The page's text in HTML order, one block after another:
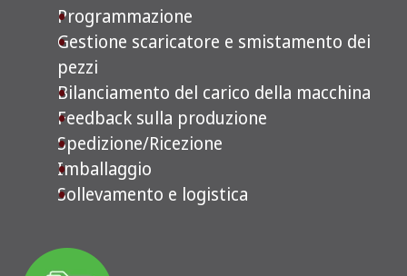
Programmazione
Gestione scaricatore e smistamento dei
pezzi
Bilanciamento del carico della macchina
Feedback sulla produzione
Spedizione/Ricezione
Imballaggio
Sollevamento e logistica